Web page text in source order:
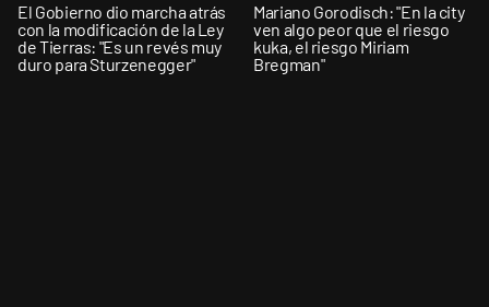
El Gobierno dio marcha atrás
con la modificación de la Ley
de Tierras: "Es un revés muy
duro para Sturzenegger"
Mariano Gorodisch: "En la city
ven algo peor que el riesgo
kuka, el riesgo Miriam
Bregman"